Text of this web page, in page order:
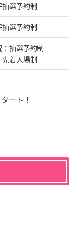
抽選予約制
抽選予約制
：抽選予約制
先着入場制
ート！